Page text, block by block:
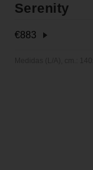
Serenity
€883